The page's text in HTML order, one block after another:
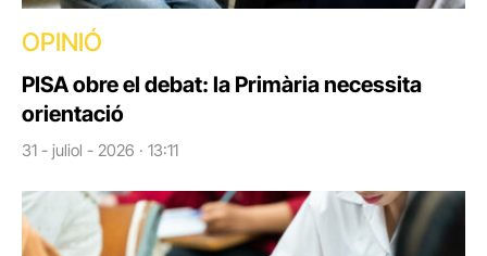
OPINIÓ
PISA obre el debat: la Primària necessita
orientació
31 - juliol - 2026 · 13:11